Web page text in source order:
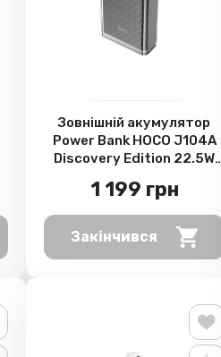
Зовнішній акумулятор
Power Bank HOCO J104A
Discovery Edition 22.5W
1 199 грн
Закінчився